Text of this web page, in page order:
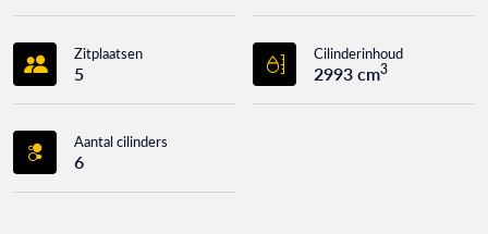
Zitplaatsen
5
Cilinderinhoud
2993 cm3
Aantal cilinders
6